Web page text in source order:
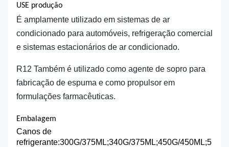
USE produção
É amplamente utilizado em sistemas de ar
condicionado para automóveis, refrigeração comercial
e sistemas estacionários de ar condicionado.
R12 Também é utilizado como agente de sopro para
fabricação de espuma e como propulsor em
formulações farmacêuticas.
Embalagem
Canos de
refrigerante:300G/375ML;340G/375ML;450G/450ML;5